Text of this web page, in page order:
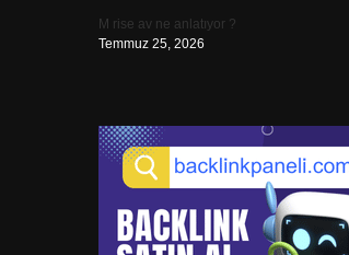
M rise av ne anlatıyor ?
Temmuz 25, 2026